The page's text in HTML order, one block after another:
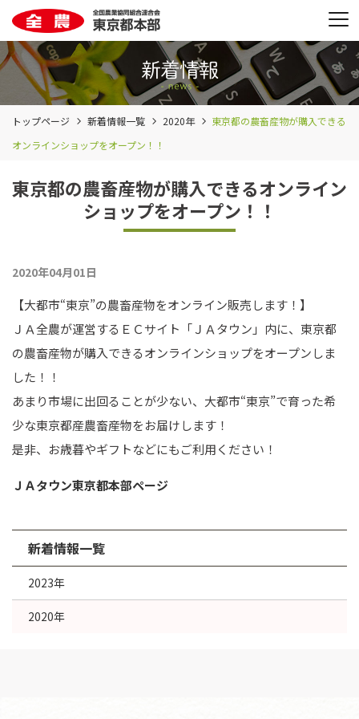
トップページ 新着情報一覧 2020年
東京都の農畜産物が購入できる
オンラインショップをオープン！！
東京都の農畜産物が購入できるオンライン
ショップをオープン！！
2020年04月01日
【大都市“東京”の農畜産物をオンライン販売します！】
ＪＡ全農が運営するＥＣサイト「ＪＡタウン」内に、東京都
の農畜産物が購入できるオンラインショップをオープンしま
した！！
あまり市場に出回ることが少ない、大都市“東京”で育った希
少な東京都産農畜産物をお届けします！
是非、お歳暮やギフトなどにもご利用ください！
ＪＡタウン東京都本部ページ
新着情報一覧
2023年
2020年